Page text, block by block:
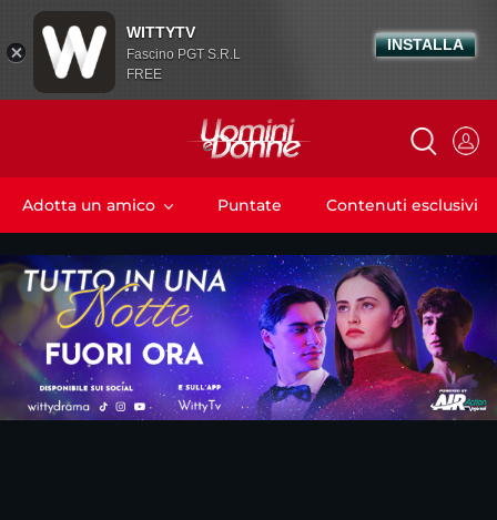
Adotta un amico Puntate Contenuti esclusivi
WITTYTV
Fascino PGT S.R.L
FREE
INSTALLA